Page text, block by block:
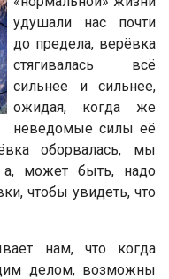
удушали нас почти
до предела, верёвка
стягивалась всё
сильнее и сильнее,
ожидая, когда же
неведомые силы её
оборвалась, мы
а, может быть, надо
чтобы увидеть, что
нам, что когда
делом, возможны